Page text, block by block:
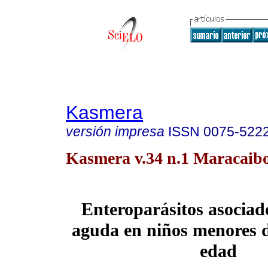
Kasmera
versión impresa ISSN 0075-
Kasmera v.34 n.1
Enteroparásitos
aguda en niños menores
edad